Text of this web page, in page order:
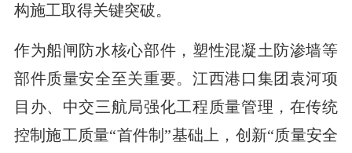
构施工取得关键突破。
作为船闸防水核心部件，塑性混凝土防渗墙等
部件质量安全至关重要。江西港口集团袁河项
目办、中交三航局强化工程质量管理，在传统
控制施工质量“首件制”基础上，创新“质量安全